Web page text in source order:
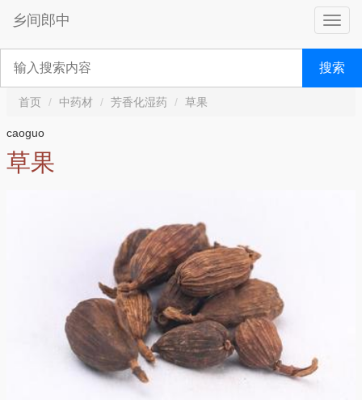
乡间郎中
搜索
首页 中药材 芳香化湿药 草果
caoguo
草果